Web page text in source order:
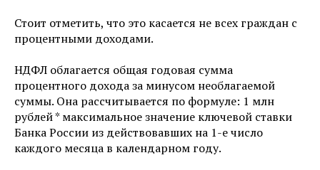
Стоит отметить, что это касается не всех граждан с
процентными доходами.
НДФЛ облагается общая годовая сумма
процентного дохода за минусом необлагаемой
суммы. Она рассчитывается по формуле: 1 млн
рублей * максимальное значение ключевой ставки
Банка России из действовавших на 1-е число
каждого месяца в календарном году.